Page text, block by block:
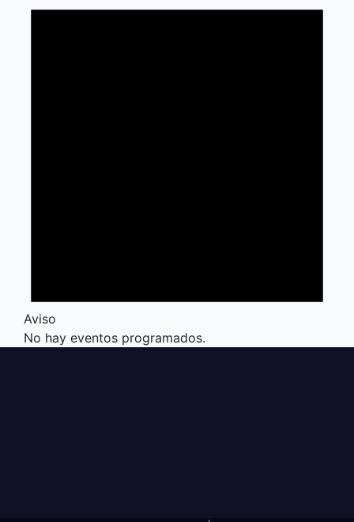
Aviso
No hay eventos programados.